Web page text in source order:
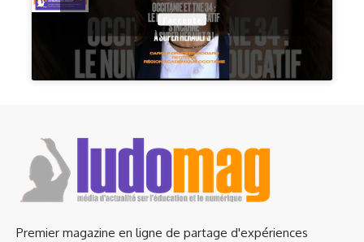
Premier magazine en ligne de partage d'expériences